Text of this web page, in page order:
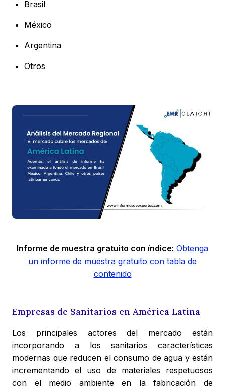
Brasil
México
Argentina
Otros
Informe de muestra gratuito con índice: Obtenga
un informe de muestra gratuito con tabla de
contenido
Empresas de Sanitarios en América Latina
Los principales actores del mercado están
incorporando a los sanitarios características
modernas que reducen el consumo de agua y están
incrementando el uso de materiales respetuosos
con el medio ambiente en la fabricación de